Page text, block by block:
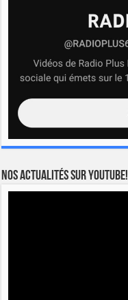
Nos actualités sur YOUTUBE!